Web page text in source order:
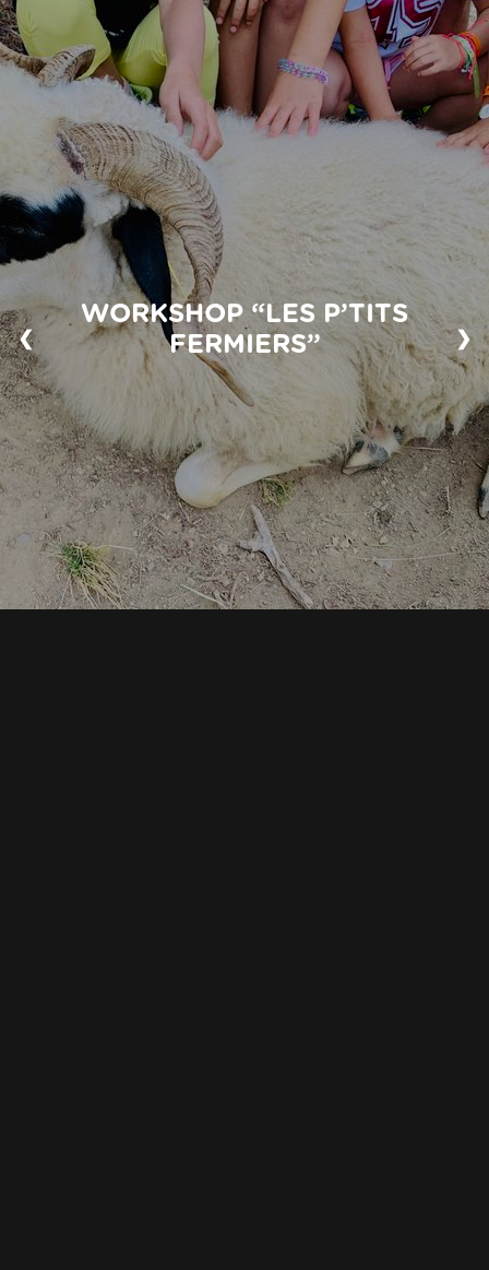
WORKSHOP “LES P’TITS
FERMIERS”
❮ ❯